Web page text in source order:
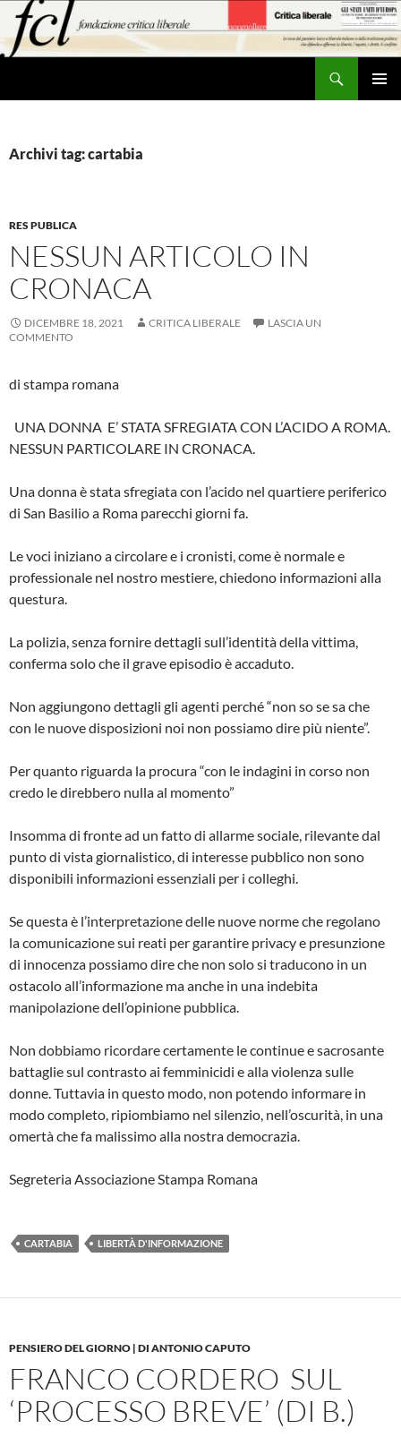
contenuto
Archivi tag: cartabia
RES PUBLICA
NESSUN ARTICOLO IN
CRONACA
DICEMBRE 18, 2021 CRITICA LIBERALE
LASCIA UN
COMMENTO
di stampa romana
UNA DONNA E’ STATA SFREGIATA CON L’ACIDO A ROMA.
NESSUN PARTICOLARE IN CRONACA.
Una donna è stata sfregiata con l’acido nel quartiere periferico
di San Basilio a Roma parecchi giorni fa.
Le voci iniziano a circolare e i cronisti, come è normale e
professionale nel nostro mestiere, chiedono informazioni alla
questura.
La polizia, senza fornire dettagli sull’identità della vittima,
conferma solo che il grave episodio è accaduto.
Non aggiungono dettagli gli agenti perché “non so se sa che
con le nuove disposizioni noi non possiamo dire più niente”.
Per quanto riguarda la procura “con le indagini in corso non
credo le direbbero nulla al momento”
Insomma di fronte ad un fatto di allarme sociale, rilevante dal
punto di vista giornalistico, di interesse pubblico non sono
disponibili informazioni essenziali per i colleghi.
Se questa è l’interpretazione delle nuove norme che regolano
la comunicazione sui reati per garantire privacy e presunzione
di innocenza possiamo dire che non solo si traducono in un
ostacolo all’informazione ma anche in una indebita
manipolazione dell’opinione pubblica.
Non dobbiamo ricordare certamente le continue e sacrosante
battaglie sul contrasto ai femminicidi e alla violenza sulle
donne. Tuttavia in questo modo, non potendo informare in
modo completo, ripiombiamo nel silenzio, nell’oscurità, in una
omertà che fa malissimo alla nostra democrazia.
Segreteria Associazione Stampa Romana
CARTABIA LIBERTÀ D'INFORMAZIONE
PENSIERO DEL GIORNO | DI ANTONIO CAPUTO
FRANCO CORDERO SUL
‘PROCESSO BREVE’ (DI B.)